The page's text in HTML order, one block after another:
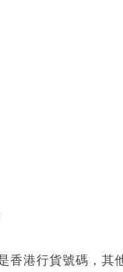
香港行貨號碼，其